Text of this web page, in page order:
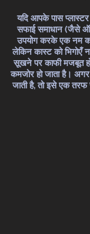
यदि आपके पास
सफाई समाधान (जैसे
उपयोग करके एक नम
लेकिन कास्ट को भिगोएँ
सूखने पर काफी मजबूत
कमजोर हो जाता है।
जाती है, तो इसे एक